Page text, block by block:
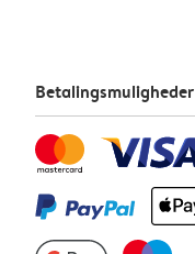
Betalingsmuligheder